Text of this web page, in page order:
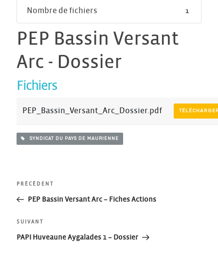
Nombre de fichiers 1
PEP Bassin Versant
Arc - Dossier
Fichiers
PEP_Bassin_Versant_Arc_Dossier.pdf
SYNDICAT DU PAYS DE MAURIENNE
Navigation
l’article
Article
précédent
PRÉCÉDENT
PEP Bassin Versant Arc – Fiches Actions
Article
suivant
SUIVANT
PAPI Huveaune Aygalades 1 – Dossier